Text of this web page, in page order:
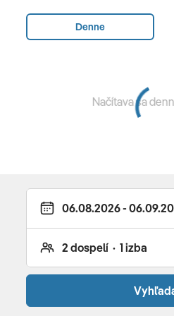
medzinárodná kuchyňa,
na pláži •La Serenata-
Vybavenie a služby
rezort vybudovaný na ruinách
centrum (masáže za poplatok)
poplatok • 3 tenisové kurty •
cyklistika • večer živá hudba •
možnosť využívať všetky
Mauricia
Pre deti
Denne
Načítava sa